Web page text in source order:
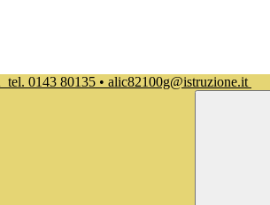
tel. 0143 80135 • alic82100g@istruzione.it